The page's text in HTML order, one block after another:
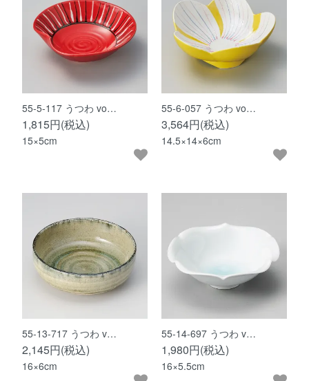
55-5-117 うつわ vo…
1,815円(税込)
15×5cm
55-6-057 うつわ vo…
3,564円(税込)
14.5×14×6cm
55-13-717 うつわ v…
2,145円(税込)
16×6cm
55-14-697 うつわ v…
1,980円(税込)
16×5.5cm